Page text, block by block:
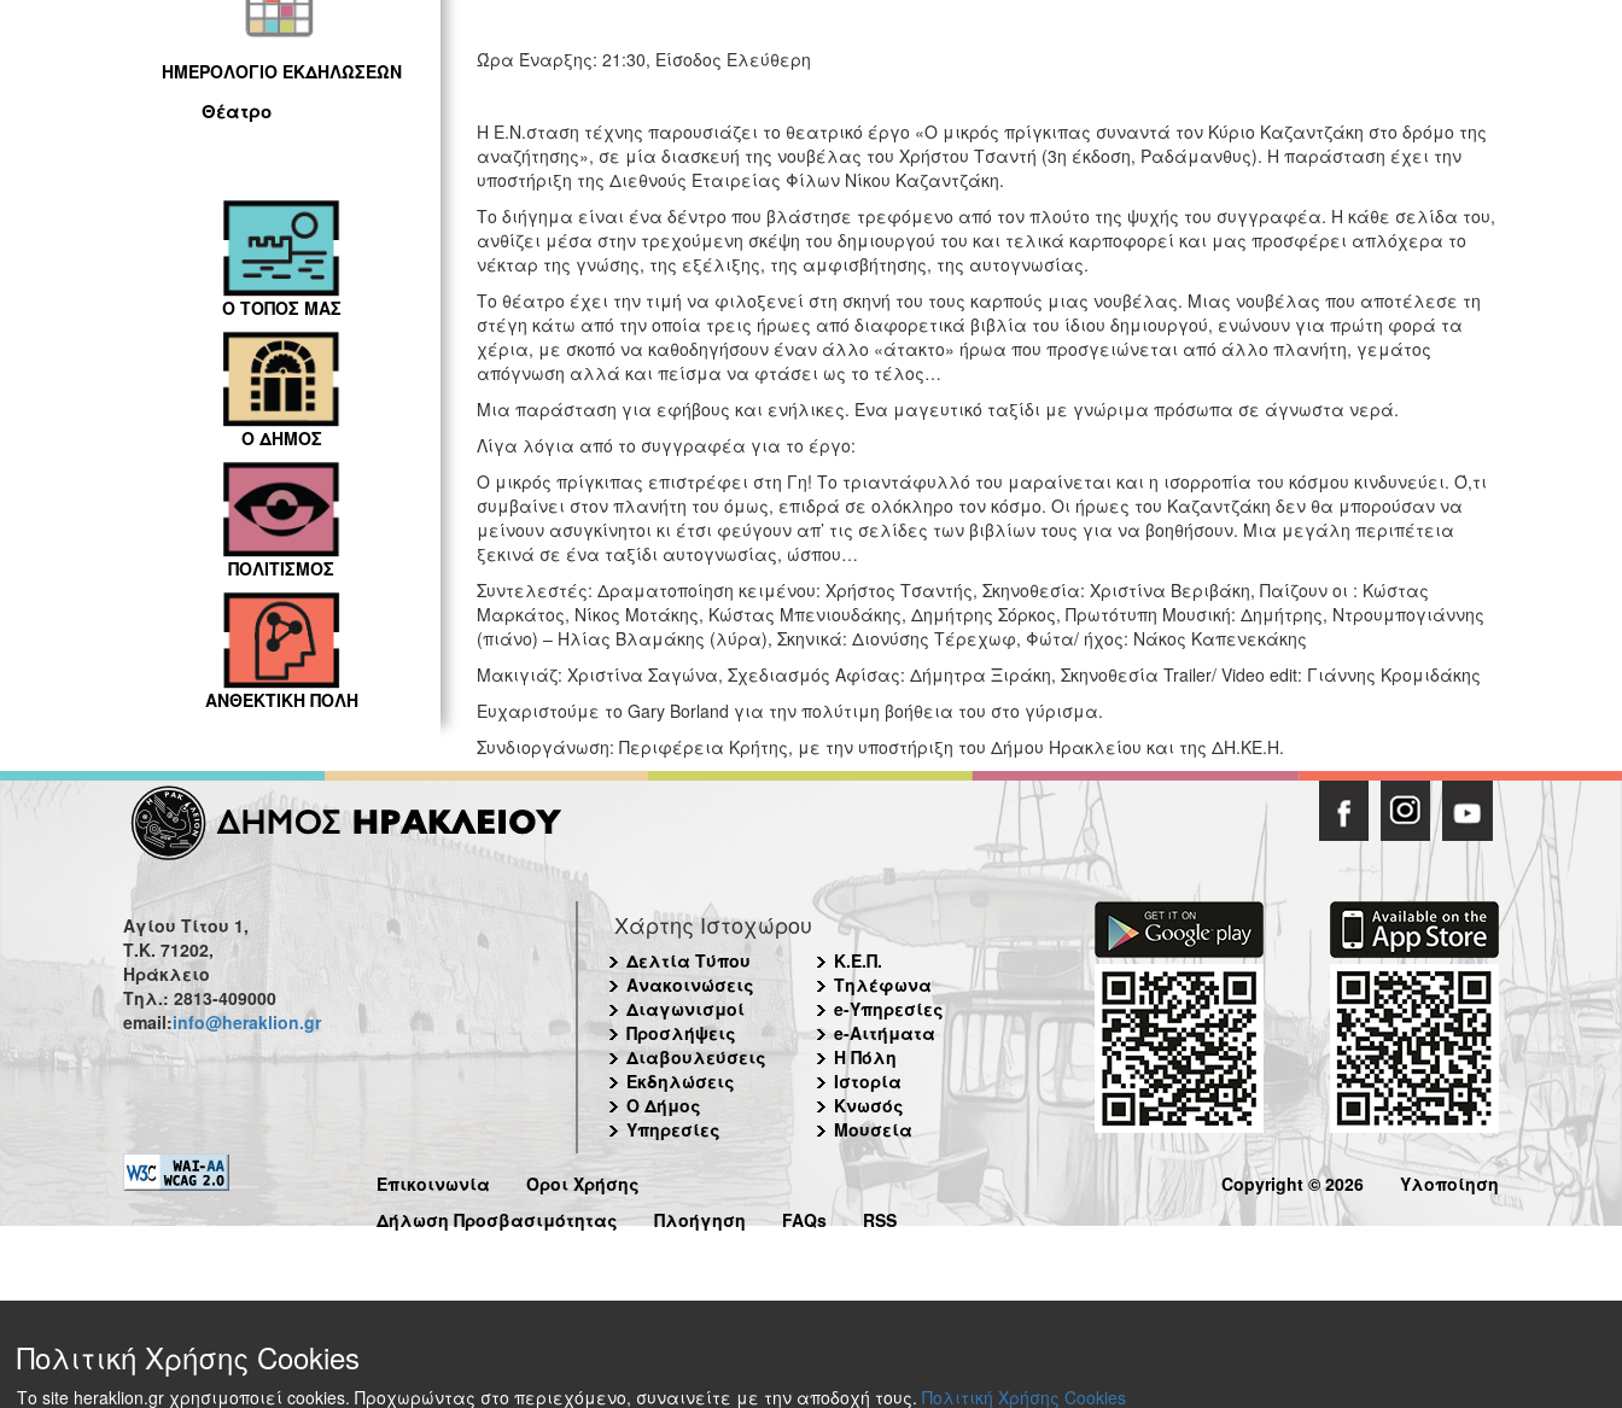
ΗΜΕΡΟΛΟΓΙΟ ΕΚΔΗΛΩΣΕΩΝ
Θέατρο
Ο ΤΟΠΟΣ ΜΑΣ
Ο ΔΗΜΟΣ
ΠΟΛΙΤΙΣΜΟΣ
ΑΝΘΕΚΤΙΚΗ ΠΟΛΗ
Ώρα Έναρξης: 21:30, Είσοδος Ελεύθερη
Η Ε.Ν.σταση τέχνης παρουσιάζει το θεατρικό έργο «Ο μικρός πρίγκιπας συναντά τον Κύριο Καζαντζάκη στο δρόμο της
αναζήτησης», σε μία διασκευή της νουβέλας του Χρήστου Τσαντή (3η έκδοση, Ραδάμανθυς). Η παράσταση έχει την
υποστήριξη της Διεθνούς Εταιρείας Φίλων Νίκου Καζαντζάκη.
Το διήγημα είναι ένα δέντρο που βλάστησε τρεφόμενο από τον πλούτο της ψυχής του συγγραφέα. Η κάθε σελίδα του,
ανθίζει μέσα στην τρεχούμενη σκέψη του δημιουργού του και τελικά καρποφορεί και μας προσφέρει απλόχερα το
νέκταρ της γνώσης, της εξέλιξης, της αμφισβήτησης, της αυτογνωσίας.
Το θέατρο έχει την τιμή να φιλοξενεί στη σκηνή του τους καρπούς μιας νουβέλας. Μιας νουβέλας που αποτέλεσε τη
στέγη κάτω από την οποία τρεις ήρωες από διαφορετικά βιβλία του ίδιου δημιουργού, ενώνουν για πρώτη φορά τα
χέρια, με σκοπό να καθοδηγήσουν έναν άλλο «άτακτο» ήρωα που προσγειώνεται από άλλο πλανήτη, γεμάτος
απόγνωση αλλά και πείσμα να φτάσει ως το τέλος…
Μια παράσταση για εφήβους και ενήλικες. Ένα μαγευτικό ταξίδι με γνώριμα πρόσωπα σε άγνωστα νερά.
Λίγα λόγια από το συγγραφέα για το έργο:
Ο μικρός πρίγκιπας επιστρέφει στη Γη! Το τριαντάφυλλό του μαραίνεται και η ισορροπία του κόσμου κινδυνεύει. Ό,τι
συμβαίνει στον πλανήτη του όμως, επιδρά σε ολόκληρο τον κόσμο. Οι ήρωες του Καζαντζάκη δεν θα μπορούσαν να
μείνουν ασυγκίνητοι κι έτσι φεύγουν απ’ τις σελίδες των βιβλίων τους για να βοηθήσουν. Μια μεγάλη περιπέτεια
ξεκινά σε ένα ταξίδι αυτογνωσίας, ώσπου…
Συντελεστές: Δραματοποίηση κειμένου: Χρήστος Τσαντής, Σκηνοθεσία: Χριστίνα Βεριβάκη, Παίζουν οι : Κώστας
Μαρκάτος, Νίκος Μοτάκης, Κώστας Μπενιουδάκης, Δημήτρης Σόρκος, Πρωτότυπη Μουσική: Δημήτρης, Ντρουμπογιάννης
(πιάνο) – Ηλίας Βλαμάκης (λύρα), Σκηνικά: Διονύσης Τέρεχωφ, Φώτα/ ήχος: Νάκος Καπενεκάκης
Μακιγιάζ: Χριστίνα Σαγώνα, Σχεδιασμός Αφίσας: Δήμητρα Ξιράκη, Σκηνοθεσία Trailer/ Video edit: Γιάννης Κρομιδάκης
Ευχαριστούμε το Gary Borland για την πολύτιμη βοήθεια του στο γύρισμα.
Συνδιοργάνωση: Περιφέρεια Κρήτης, με την υποστήριξη του Δήμου Ηρακλείου και της ΔΗ.ΚΕ.Η.
Αγίου Τίτου 1,
Τ.Κ. 71202,
Ηράκλειο
Τηλ.: 2813-409000
email:info@heraklion.gr
Χάρτης Ιστοχώρου
Δελτία Τύπου
Ανακοινώσεις
Διαγωνισμοί
Προσλήψεις
Διαβουλεύσεις
Εκδηλώσεις
Ο Δήμος
Υπηρεσίες
Κ.Ε.Π.
Τηλέφωνα
e-Υπηρεσίες
e-Αιτήματα
Η Πόλη
Ιστορία
Κνωσός
Μουσεία
Επικοινωνία
Όροι Χρήσης
Δήλωση Προσβασιμότητας
Πλοήγηση FAQs RSS
Copyright © 2026 Υλοποίηση
Πολιτική Χρήσης Cookies
Το site heraklion.gr χρησιμοποιεί cookies. Προχωρώντας στο περιεχόμενο, συναινείτε με την αποδοχή τους. Πολιτική Χρήσης Cookies